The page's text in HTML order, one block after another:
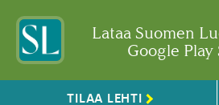
Lataa Suomen
Google Play
TILAA LEHTI